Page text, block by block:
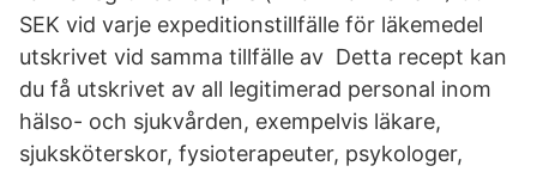
SEK vid varje expeditionstillfälle för läkemedel
utskrivet vid samma tillfälle av Detta recept kan
du få utskrivet av all legitimerad personal inom
hälso- och sjukvården, exempelvis läkare,
sjuksköterskor, fysioterapeuter, psykologer,